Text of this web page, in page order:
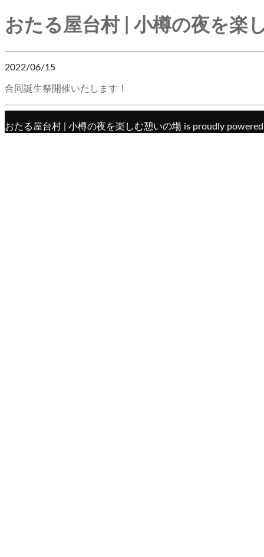
おたる屋台村 | 小樽の夜を楽
2022/06/15
合同誕生祭開催いたします！
おたる屋台村 | 小樽の夜を楽しむ憩いの場 is proudly